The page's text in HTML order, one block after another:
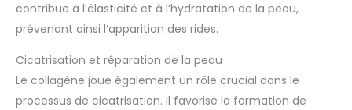
contribue à l’élasticité et à l’hydratation de la peau,
prévenant ainsi l’apparition des rides.
Cicatrisation et réparation de la peau
Le collagène joue également un rôle crucial dans le
processus de cicatrisation. Il favorise la formation de